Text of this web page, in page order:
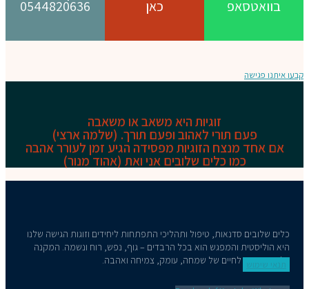
בוואטסאפ כאן 0544820636
קבעו איתנו פגישה
זוגיות היא משאב או משאבה
פעם תורי לאהוב ופעם תורך. (שלמה ארצי)
אם אחד מנצח הזוגיות מפסידה הגיע זמן לעורר אהבה
כמו כלים שלובים אני ואת (אהוד מנור)
כלים שלובים סדנאות, טיפול ותהליכי התפתחות ליחידים וזוגות הגישה שלנו
היא הוליסטית והמפגש הוא בכל הרבדים – גוף, נפש, רוח ונשמה. המקנה
כלים מעשיים לחיים של שמחה, עומק, צמיחה ואהבה.